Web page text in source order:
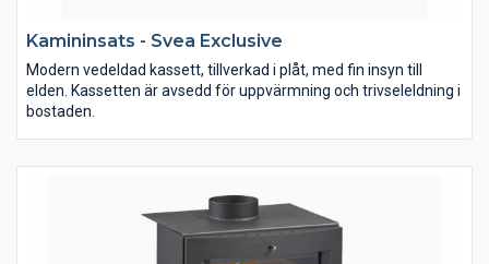
Kamininsats - Svea Exclusive
Modern vedeldad kassett, tillverkad i plåt, med fin insyn till
elden. Kassetten är avsedd för uppvärmning och trivseleldning i
bostaden.